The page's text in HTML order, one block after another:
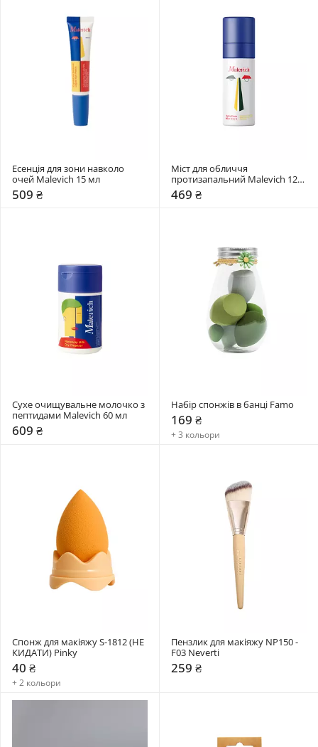
Есенція для зони навколо
очей Malevich 15 мл
509 ₴
Міст для обличчя
протизапальний Malevich 120
мл
469 ₴
Сухе очищувальне молочко з
пептидами Malevich 60 мл
609 ₴
Набір спонжів в банці Famo
169 ₴
+ 3 кольори
Спонж для макіяжу S-1812 (НЕ
КИДАТИ) Pinky
40 ₴
+ 2 кольори
Пензлик для макіяжу NP150 -
F03 Neverti
259 ₴